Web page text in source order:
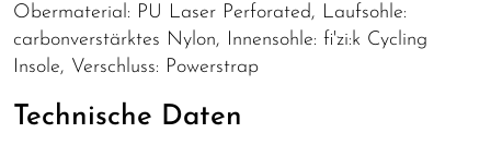
Obermaterial: PU Laser Perforated, Laufsohle:
carbonverstärktes Nylon, Innensohle: fi'zi:k Cycling
Insole, Verschluss: Powerstrap
Technische Daten